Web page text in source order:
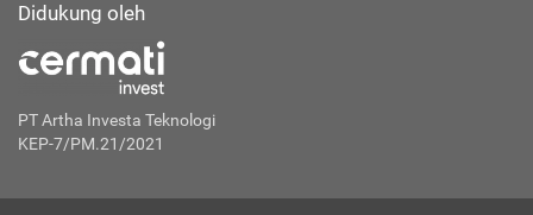
Didukung oleh
PT Artha Investa Teknologi
KEP-7/PM.21/2021